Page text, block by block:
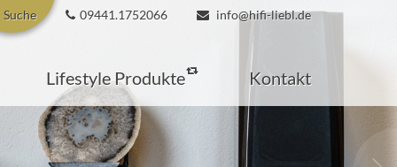
Suche 09441.1752066 info@hifi-liebl.de
Lifestyle Produkte Kontakt